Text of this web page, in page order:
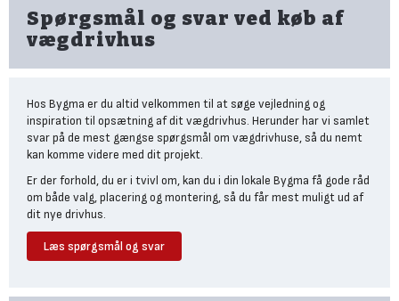
Spørgsmål og svar ved køb af
vægdrivhus
Hos Bygma er du altid velkommen til at søge vejledning og
inspiration til opsætning af dit vægdrivhus. Herunder har vi samlet
svar på de mest gængse spørgsmål om vægdrivhuse, så du nemt
kan komme videre med dit projekt.
Er der forhold, du er i tvivl om, kan du i din lokale Bygma få gode råd
om både valg, placering og montering, så du får mest muligt ud af
dit nye drivhus.
Hvilke populære mærker
Læs spørgsmål og svar